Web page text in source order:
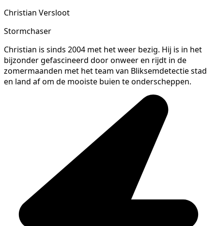
Christian Versloot
Stormchaser
Christian is sinds 2004 met het weer bezig. Hij is in het
bijzonder gefascineerd door onweer en rijdt in de
zomermaanden met het team van Bliksemdetectie stad
en land af om de mooiste buien te onderscheppen.